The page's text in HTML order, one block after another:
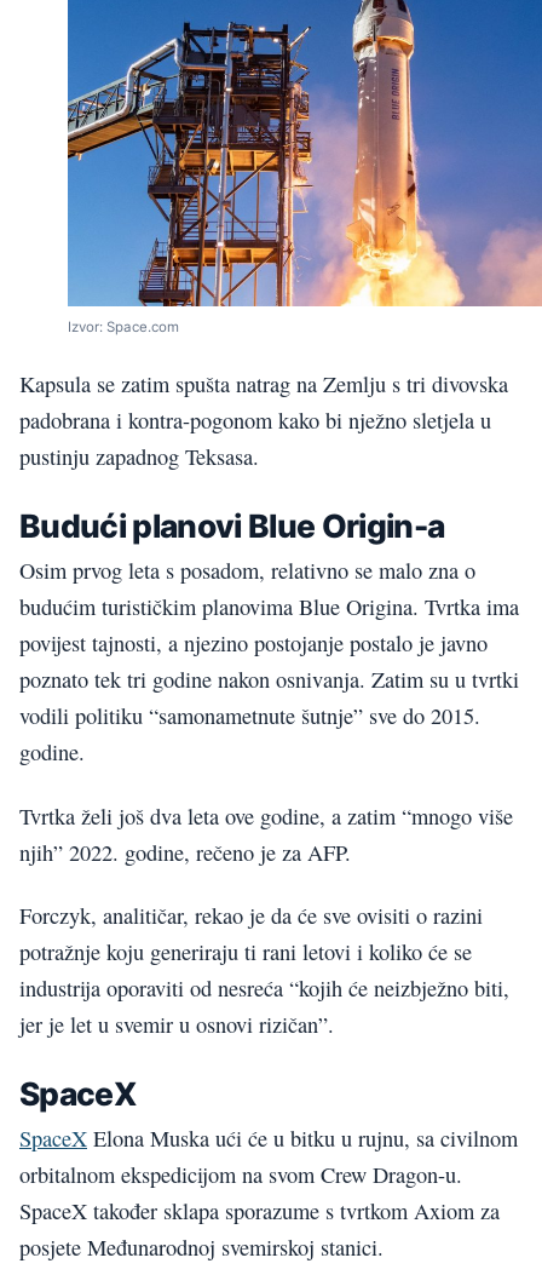
Izvor: Space.com
Kapsula se zatim spušta natrag na Zemlju s tri divovska
padobrana i kontra-pogonom kako bi nježno sletjela u
pustinju zapadnog Teksasa.
Budući planovi Blue Origin-a
Osim prvog leta s posadom, relativno se malo zna o
budućim turističkim planovima Blue Origina. Tvrtka ima
povijest tajnosti, a njezino postojanje postalo je javno
poznato tek tri godine nakon osnivanja. Zatim su u tvrtki
vodili politiku “samonametnute šutnje” sve do 2015.
godine.
Tvrtka želi još dva leta ove godine, a zatim “mnogo više
njih” 2022. godine, rečeno je za AFP.
Forczyk, analitičar, rekao je da će sve ovisiti o razini
potražnje koju generiraju ti rani letovi i koliko će se
industrija oporaviti od nesreća “kojih će neizbježno biti,
jer je let u svemir u osnovi rizičan”.
SpaceX
SpaceX Elona Muska ući će u bitku u rujnu, sa civilnom
orbitalnom ekspedicijom na svom Crew Dragon-u.
SpaceX također sklapa sporazume s tvrtkom Axiom za
posjete Međunarodnoj svemirskoj stanici.